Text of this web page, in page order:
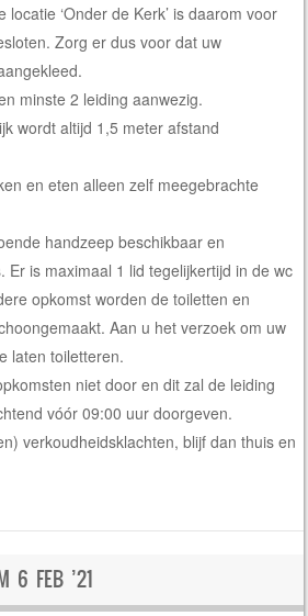
locatie ‘Onder de Kerk’ is daarom voor
Zorg er dus voor dat uw
minste 2 leiding aanwezig.
wordt altijd 1,5 meter afstand
en eten alleen zelf meegebrachte
handzeep beschikbaar en
Er is maximaal 1 lid tegelijkertijd in de wc
opkomst worden de toiletten en
Aan u het verzoek om uw
laten toiletteren.
niet door en dit zal de leiding
vóór 09:00 uur doorgeven.
verkoudheidsklachten, blijf dan thuis en
6 FEB ’21